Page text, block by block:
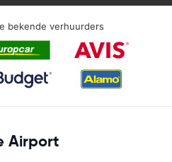
bekende verhuurders
Airport